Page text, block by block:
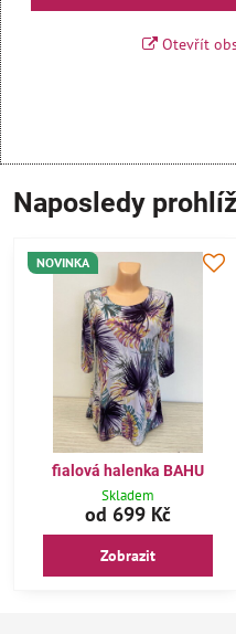
Otevřít
Naposledy
NOVINKA
fialová halenka BAHU
Skladem
od 699 Kč
Zobrazit